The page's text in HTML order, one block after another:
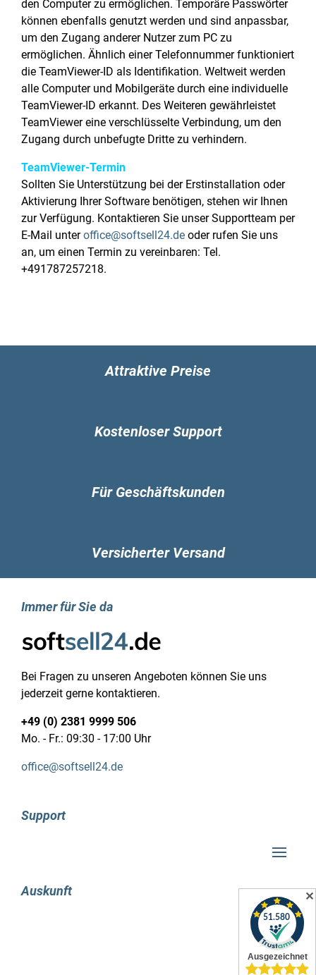
den Computer zu ermöglichen. Temporäre Passwörter
können ebenfalls genutzt werden und sind anpassbar,
um den Zugang anderer Nutzer zum PC zu
ermöglichen. Ähnlich einer Telefonnummer funktioniert
die TeamViewer-ID als Identifikation. Weltweit werden
alle Computer und Mobilgeräte durch eine individuelle
TeamViewer-ID erkannt. Des Weiteren gewährleistet
TeamViewer eine verschlüsselte Verbindung, um den
Zugang durch unbefugte Dritte zu verhindern.
TeamViewer-Termin
Sollten Sie Unterstützung bei der Erstinstallation oder
Aktivierung Ihrer Software benötigen, stehen wir Ihnen
zur Verfügung. Kontaktieren Sie unser Supportteam per
E-Mail unteroffice@softsell24.de oder rufen Sie uns
an, um einen Termin zu vereinbaren: Tel.
+491787257218.
Attraktive Preise
Kostenloser Support
Für Geschäftskunden
Versicherter Versand
Immer für Sie da
Bei Fragen zu unseren Angeboten können Sie uns
jederzeit gerne kontaktieren.
+49 (0) 2381 9999 506
Mo. - Fr.: 09:30 - 17:00 Uhr
office@softsell24.de
Support
Auskunft ✕